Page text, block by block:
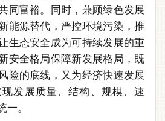
同富裕。同时，兼顾绿色发展
能源替代，严控环境污染，推
生态安全成为可持续发展的重
安全格局保障新发展格局，既
险的底线，又为经济快速发展
发展质量、结构、规模、速
一。